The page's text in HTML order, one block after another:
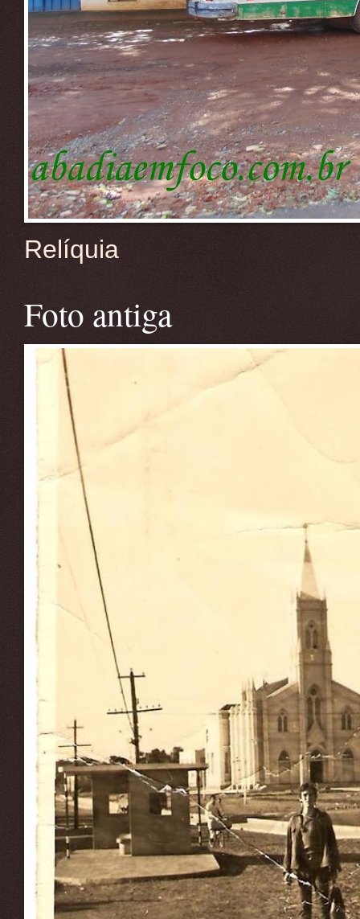
Relíquia
Foto antiga